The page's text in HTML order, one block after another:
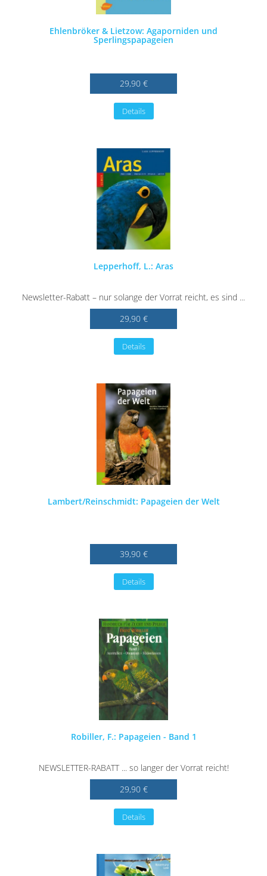
Ehlenbröker & Lietzow: Agaporniden und
Sperlingspapageien
29,90 €
Details
Lepperhoff, L.: Aras
Newsletter-Rabatt – nur solange der Vorrat reicht, es sind ...
29,90 €
Details
Lambert/Reinschmidt: Papageien der Welt
39,90 €
Details
Robiller, F.: Papageien - Band 1
NEWSLETTER-RABATT ... so langer der Vorrat reicht!
29,90 €
Details